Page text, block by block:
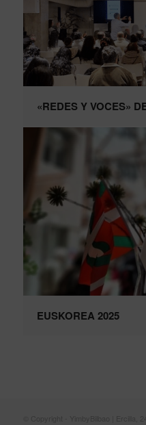
«REDES Y VOCES»
EUSKOREA 2025